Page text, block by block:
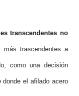
transcendentes no
trascendentes a
como una decisión
donde el afilado acero